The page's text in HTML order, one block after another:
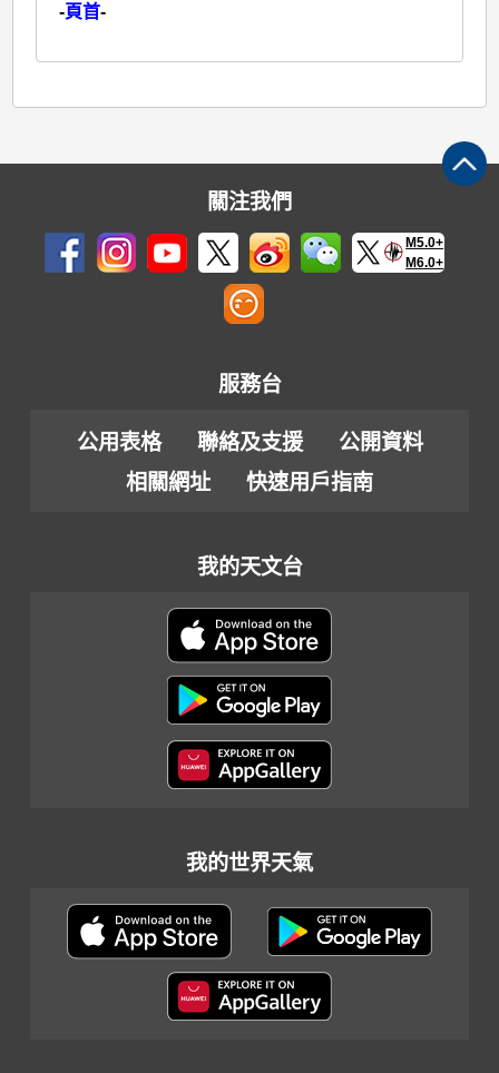
-頁首-
關注我們
M5.0+
M6.0+
服務台
公用表格 聯絡及支援
公開資料
相關網址
快速用戶指南
我的天文台
我的世界天氣